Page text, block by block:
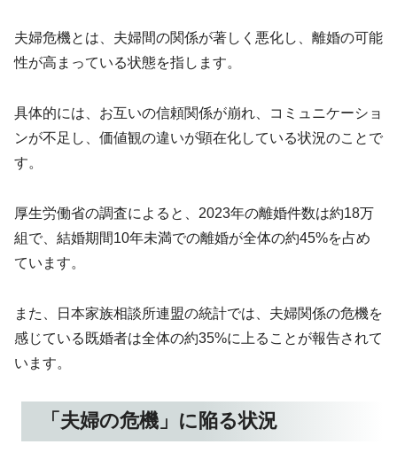
夫婦危機とは、夫婦間の関係が著しく悪化し、離婚の可能
性が高まっている状態を指します。
具体的には、お互いの信頼関係が崩れ、コミュニケーショ
ンが不足し、価値観の違いが顕在化している状況のことで
す。
厚生労働省の調査によると、2023年の離婚件数は約18万
組で、結婚期間10年未満での離婚が全体の約45%を占め
ています。
また、日本家族相談所連盟の統計では、夫婦関係の危機を
感じている既婚者は全体の約35%に上ることが報告されて
います。
「夫婦の危機」に陥る状況